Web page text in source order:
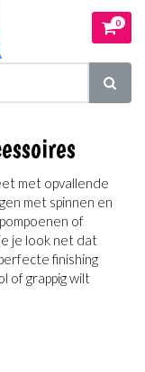
0
leeg.
met opvallende
met spinnen en
of
je look net dat
finishing
of grappig wilt